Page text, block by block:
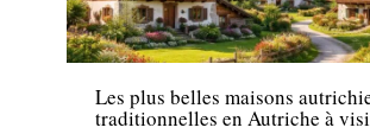
Immo
Les plus belles maisons
traditionnelles en Autriche à